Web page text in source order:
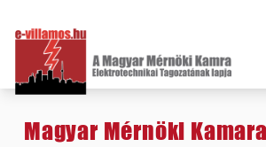
Magyar Mérnöki